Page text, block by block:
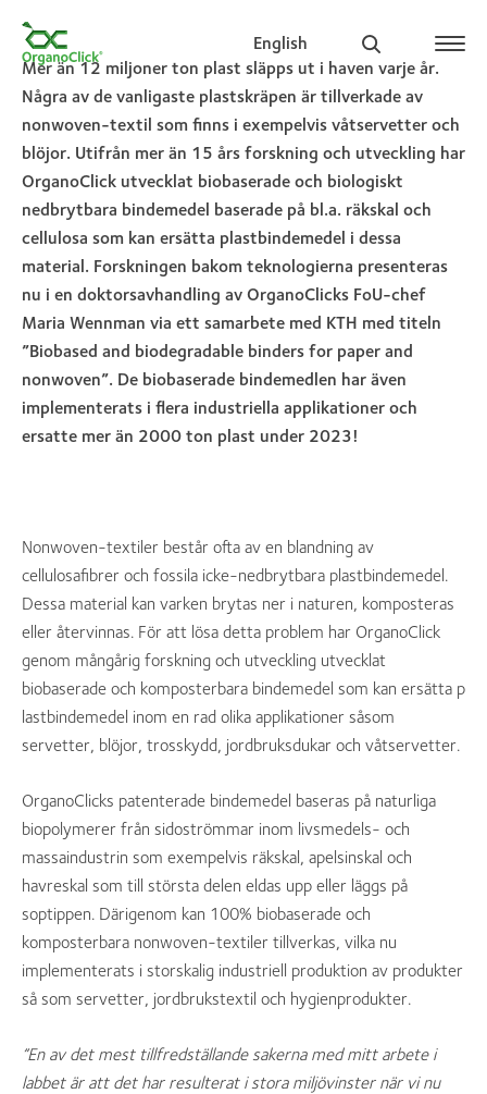
English
Search for:
Mer än 12 miljoner ton plast släpps ut i haven varje år.
Några av de vanligaste plastskräpen är tillverkade av
nonwoven-textil som finns i exempelvis våtservetter och
blöjor. Utifrån mer än 15 års forskning och utveckling har
OrganoClick utvecklat biobaserade och biologiskt
nedbrytbara bindemedel baserade på bl.a. räkskal och
cellulosa som kan ersätta plastbindemedel i dessa
material. Forskningen bakom teknologierna presenteras
nu i en doktorsavhandling av OrganoClicks FoU-chef
Maria Wennman via ett samarbete med KTH med titeln
”Biobased and biodegradable binders for paper and
nonwoven”. De biobaserade bindemedlen har även
implementerats i flera industriella applikationer och
ersatte mer än 2000 ton plast under 2023!
Nonwoven-textiler består ofta av en blandning av
cellulosafibrer och fossila icke-nedbrytbara plastbindemedel.
Dessa material kan varken brytas ner i naturen, komposteras
eller återvinnas. För att lösa detta problem har OrganoClick
genom mångårig forskning och utveckling utvecklat
biobaserade och komposterbara bindemedel som kan ersätta p​
lastbindemedel inom en rad olika applikationer såsom
servetter, blöjor, trosskydd, jordbruksdukar och våtservetter.
OrganoClicks patenterade bindemedel baseras på naturliga
biopolymerer från sidoströmmar inom livsmedels- och
massaindustrin som exempelvis räkskal, apelsinskal och
havreskal som till största delen eldas upp eller läggs på
soptippen. Därigenom kan 100% biobaserade och
komposterbara nonwoven-textiler tillverkas, vilka nu
implementerats i storskalig industriell produktion av produkter
så som servetter, jordbrukstextil och hygienprodukter.
”En av det mest tillfredställande sakerna med mitt arbete i
labbet är att det har resulterat i stora miljövinster när vi nu